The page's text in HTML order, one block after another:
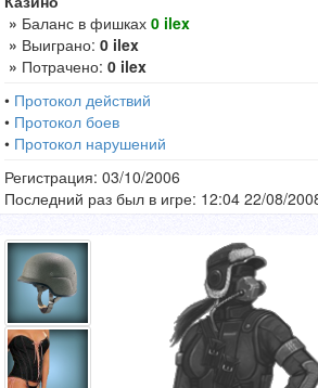
» Баланс в фишках 0 ilex
» Выиграно: 0 ilex
» Потрачено: 0 ilex
• Протокол действий
• Протокол боев
• Протокол нарушений
Регистрация: 03/10/2006
Последний раз был в игре: 12:04 22/08/